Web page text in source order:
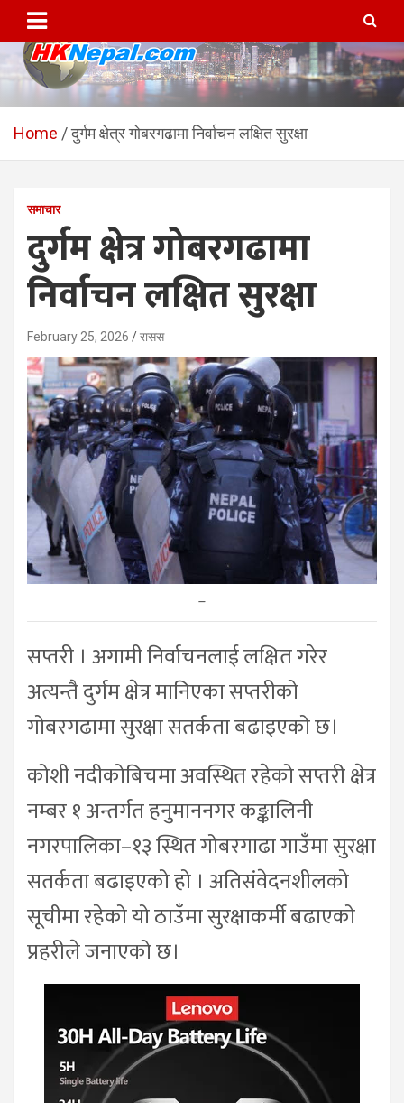
content
HKNepal.com – हङकङबाट
सञ्चालित पहिलो नेपाली अनलाईन
hknepal, hknepal.com, hk nepal, hk nepal com
Home दुर्गम क्षेत्र गोबरगढामा निर्वाचन लक्षित सुरक्षा
समाचार
दुर्गम क्षेत्र गोबरगढामा
निर्वाचन लक्षित सुरक्षा
February 25, 2026 रासस
–
सप्तरी । अगामी निर्वाचनलाई लक्षित गरेर
अत्यन्तै दुर्गम क्षेत्र मानिएका सप्तरीको
गोबरगढामा सुरक्षा सतर्कता बढाइएको छ।
कोशी नदीकोबिचमा अवस्थित रहेको सप्तरी क्षेत्र
नम्बर १ अन्तर्गत हनुमाननगर कङ्कालिनी
नगरपालिका–१३ स्थित गोबरगाढा गाउँमा सुरक्षा
सतर्कता बढाइएको हो । अतिसंवेदनशीलको
सूचीमा रहेको यो ठाउँमा सुरक्षाकर्मी बढाएको
प्रहरीले जनाएको छ।